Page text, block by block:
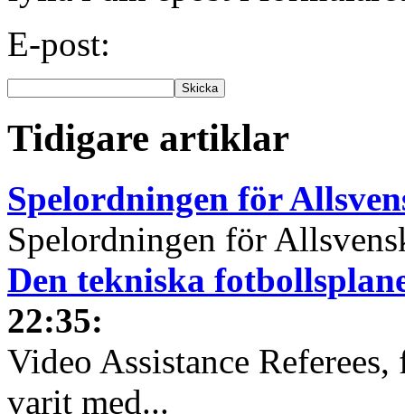
E-post:
Tidigare artiklar
Spelordningen för
Spelordningen för
Den tekniska
22:35:
Video Assistance
varit med...